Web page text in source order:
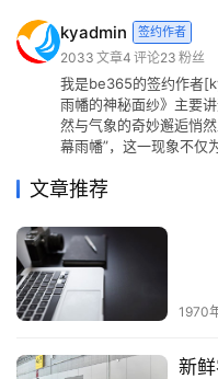
kyadmin 签约作者
2033 文章4 评论23 粉丝
我是be365的签约作者
雨幡的神秘面纱》主要
然与气象的奇妙邂逅悄
幕雨幡”，这一现象不仅
文章推荐
1970
新